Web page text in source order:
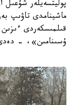
پوليتسەيلەر
ماشينامدى تاۋىپ
قىلمىسكەردى
ۇسىنامىن»، - دەدى